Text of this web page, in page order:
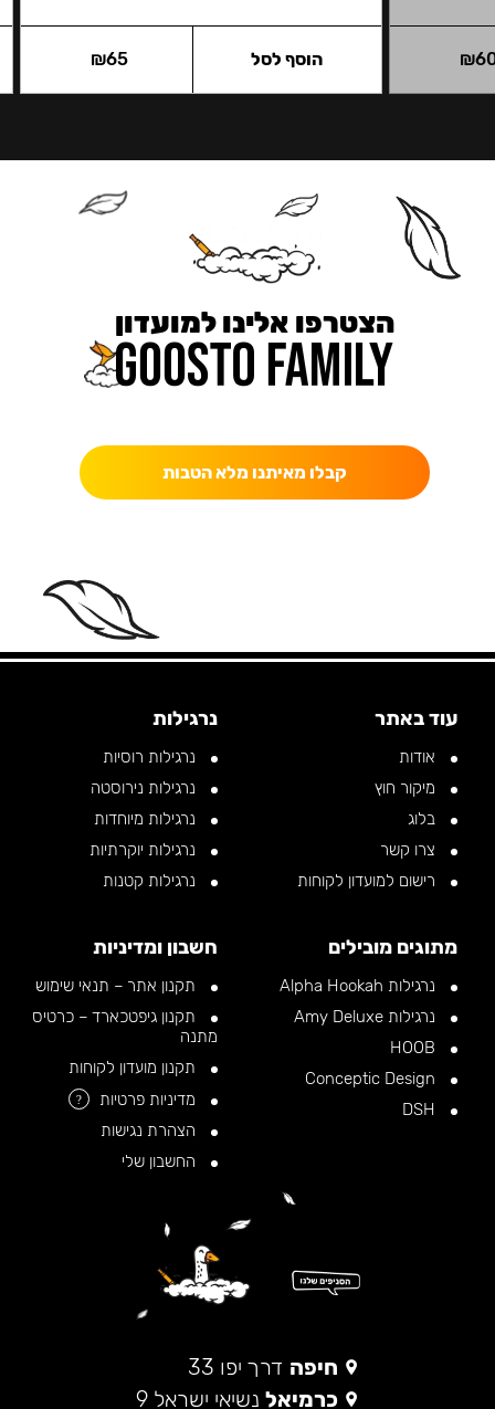
₪
₪65 הוסף לסל
הצטרפו אלינו למועדון
קבלו מאיתנו מלא הטבות
KAPARA •RELAX, KAPARA •RELAX, KAPARA •
אודות
מיקור חוץ
בלוג
צרו קשר
נרגילות רוסיות
נרגילות נירוסטה
נרגילות מיוחדות
נרגילות יוקרתיות
נרגילות Alpha Hookah
נרגילות Amy Deluxe
תקנון אתר – תנאי שימוש
תקנון גיפטכארד – כרטיס
מתנה
תקנון מועדון לקוחות
הצהרת נגישות
חיפה דרך יפו 33